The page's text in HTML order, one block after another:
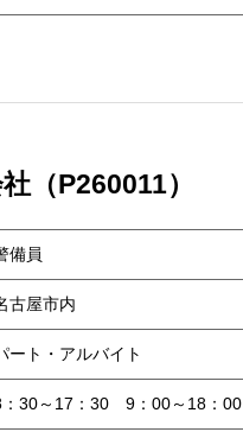
（P260011）
備員
古屋市内
ート・アルバイト
30～17：30 9：00～18：00